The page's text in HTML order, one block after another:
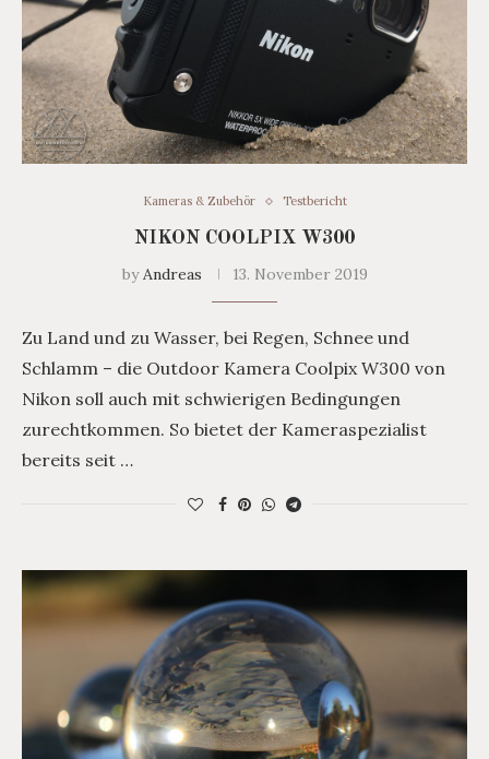
Kameras & Zubehör Testbericht
NIKON COOLPIX W300
byAndreas 13. November 2019
Zu Land und zu Wasser, bei Regen, Schnee und
Schlamm – die Outdoor Kamera Coolpix W300 von
Nikon soll auch mit schwierigen Bedingungen
zurechtkommen. So bietet der Kameraspezialist
bereits seit …